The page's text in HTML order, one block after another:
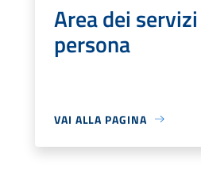
Area dei
persona
VAI ALLA PAGINA